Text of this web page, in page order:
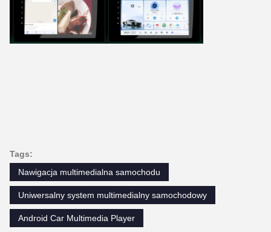
Tags:
Nawigacja multimedialna samochodu
Uniwersalny system multimedialny samochodowy
Android Car Multimedia Player